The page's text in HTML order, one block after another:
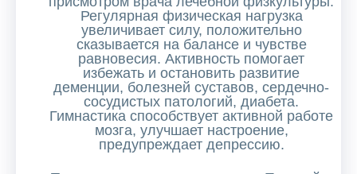
Регулярная физическая нагрузка
увеличивает силу, положительно
сказывается на балансе и чувстве
равновесия. Активность помогает
избежать и остановить развитие
деменции, болезней суставов, сердечно-
сосудистых патологий, диабета.
Гимнастика способствует активной работе
мозга, улучшает настроение,
предупреждает депрессию.